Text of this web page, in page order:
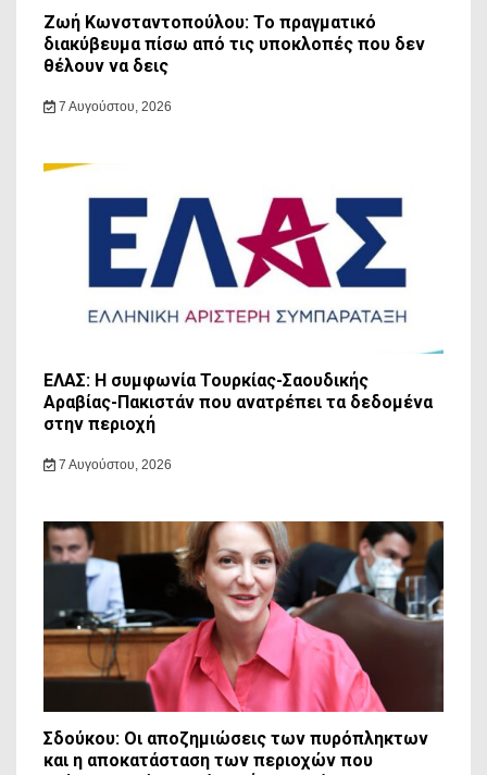
Ζωή Κωνσταντοπούλου: Το πραγματικό
διακύβευμα πίσω από τις υποκλοπές που δεν
θέλουν να δεις
7 Αυγούστου, 2026
ΕΛΑΣ: Η συμφωνία Τουρκίας-Σαουδικής
Αραβίας-Πακιστάν που ανατρέπει τα δεδομένα
στην περιοχή
7 Αυγούστου, 2026
Σδούκου: Οι αποζημιώσεις των πυρόπληκτων
και η αποκατάσταση των περιοχών που